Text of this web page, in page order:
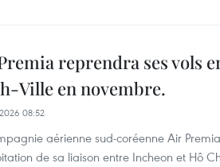
reprendra ses vols
Ville en novembre.
08:52
aérienne sud-coréenne Air
de sa liaison entre Incheon et Hô